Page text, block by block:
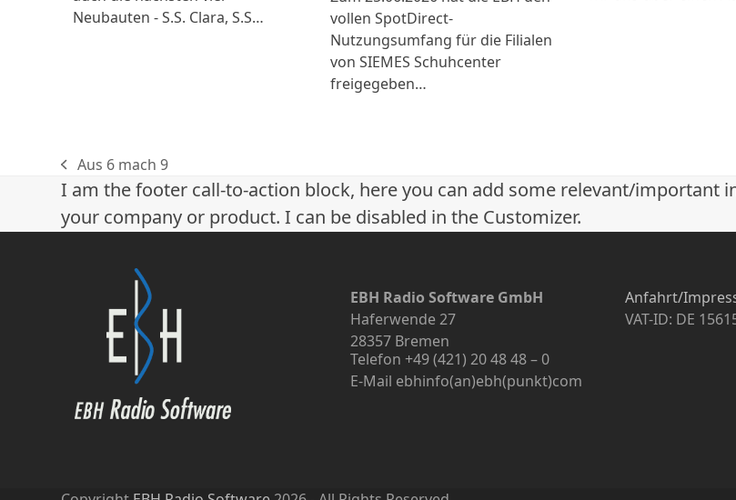
Neubauten - S.S. Clara, S.S…
vollen SpotDirect-
Nutzungsumfang für die Filialen
von SIEMES Schuhcenter
freigegeben…
vorheriger
Beitrag:
Aus 6 mach 9
I am the footer call-to-action block, here you can add some relevant/important
your company or product. I can be disabled in the Customizer.
EBH Radio Software GmbH
Haferwende 27
28357 Bremen
Telefon +49 (421) 20 48 48 – 0
E-Mail ebhinfo(an)ebh(punkt)com
Anfahrt/
VAT-ID: DE